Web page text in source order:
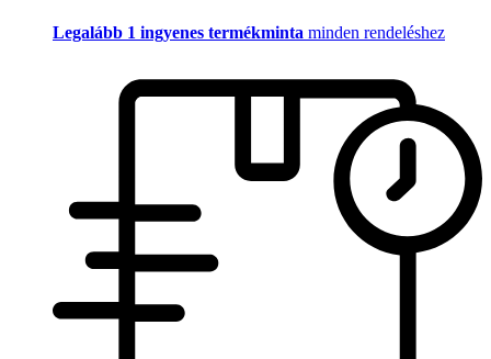
Legalább 1 ingyenes termékminta minden rendeléshez